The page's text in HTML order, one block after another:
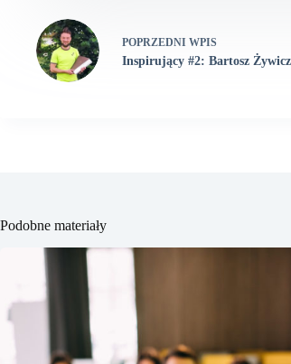
POPRZEDNI WPIS
Inspirujący #2: Bartosz
Podobne materiały